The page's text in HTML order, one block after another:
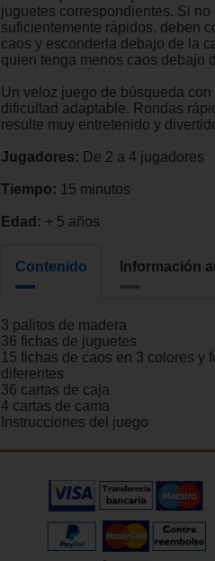
juguetes correspondientes. Si no
suficientemente rápidos, deben
caos y esconderla debajo de la
quien tenga menos caos debajo
Un veloz juego de búsqueda con
dificultad adaptable. Rondas
resulte muy entretenido y
Jugadores: De 2 a 4 jugadores
Tiempo: 15 minutos
Edad: + 5 años
Contenido Información
3 palitos de madera
36 fichas de juguetes
15 fichas de caos en 3 colores y
diferentes
36 cartas de caja
4 cartas de cama
Instrucciones del juego